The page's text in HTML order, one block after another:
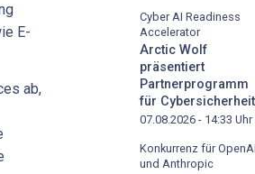
E-
ab,
Cyber AI Readiness
Accelerator
Arctic Wolf
präsentiert
Partnerprogramm
für Cybersicherheit
07.08.2026 - 14:33 Uhr
Konkurrenz für OpenAI
und Anthropic